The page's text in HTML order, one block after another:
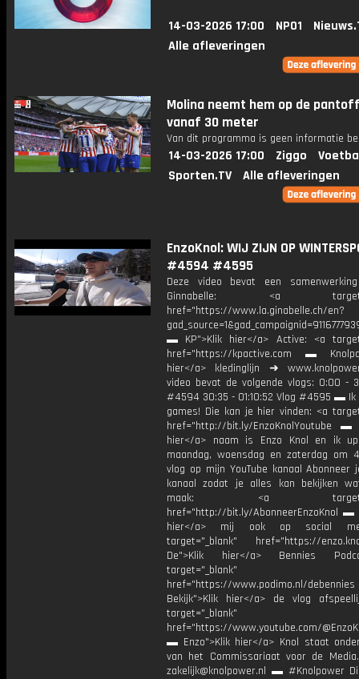
14-03-2026 17:00 NPO1
Alle afleveringen
Molina neemt hem op de
vanaf 30 meter
Van dit programma is geen informatie
14-03-2026 17:00 Ziggo
Sporten.TV
Alle afleveringen
EnzoKnol: WIJ ZIJN OP
#4594 #4595
Deze video bevat een
Ginnabelle: <a
href="https://www.la.ginabelle.ch/en?
▬ KP">Klik hier</a> Active: <a
href="https://kpactive.com ▬
hier</a> kledinglijn ➜
video bevat de volgende vlogs: 0:00 -
#4594 30:35 - 01:10:52 Vlog #4595 ▬ Ik
games! Die kan je hier vinden: <a
href="http://bit.ly/EnzoKnolYoutube ▬
hier</a> naam is Enzo Knol en ik
maandag, woensdag en zaterdag om
vlog op mijn YouTube kanaal Abonneer
kanaal zodat je alles kan bekijken
maak: <a
href="http://bit.ly/AbonneerEnzoKnol ▬
hier</a> mij ook op social
target="_blank" href="https://
De">Klik hier</a> Bennies
target="_blank"
href="https://www.podimo.nl/debennies
Bekijk">Klik hier</a> de vlog
target="_blank"
href="https://www.youtube.com/
▬ Enzo">Klik hier</a> Knol staat
van het Commissariaat voor de
zakelijk@knolpower.nl ▬ #Knolpower